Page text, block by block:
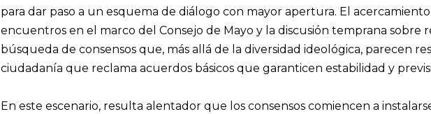
para dar paso a un esquema de diálogo con mayor apertura. El
encuentros en el marco del Consejo de Mayo y la discusión temprana
búsqueda de consensos que, más allá de la diversidad ideológica, parecen
ciudadanía que reclama acuerdos básicos que garanticen estabilidad y
En este escenario, resulta alentador que los consensos comiencen a